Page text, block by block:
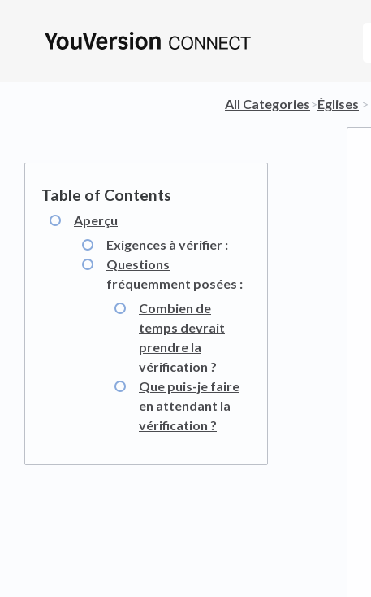
All Categories​>​​Églises ​ > ​
Aperçu
Exigences à vérifier :
Questions
fréquemment posées :
Combien de
temps devrait
prendre la
vérification ?
Que puis-je faire
en attendant la
vérification ?